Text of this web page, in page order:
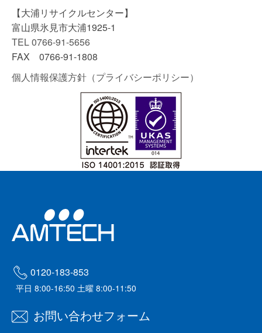
【大浦リサイクルセンター】
富山県氷見市大浦1925-1
TEL 0766-91-5656
FAX 0766-91-1808
個人情報保護方針（プライバシーポリシー）
0120-183-853
平日 8:00-16:50 土曜 8:00-11:50
お問い合わせフォーム